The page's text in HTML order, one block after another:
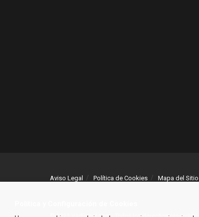
Aviso Legal Política de Cookies Mapa del Sitio